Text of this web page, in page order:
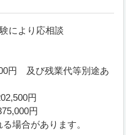
により応相談
円 及び残業代等別途あ
円
円
場合があります。